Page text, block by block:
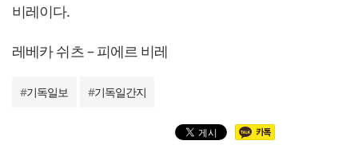
비레이다.
레베카 쉬츠 – 피에르 비레
#기독일보 #기독일간지